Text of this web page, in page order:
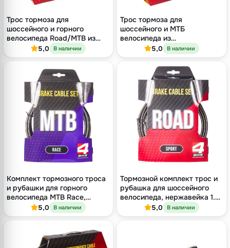
Трос тормоза для
шоссейного и горного
велосипеда Road/MTB из
нержавеющей стали, Ø1.5
мм × 1700 мм, бухта 100 шт
5,0 В наличии
Трос тормоза для
шоссейного и МТБ
велосипеда из
нержавеющей стали, Ø1.5
мм × 1700 мм, бухта 100 шт
5,0 В наличии
Комплект тормозного троса
и рубашки для горного
велосипеда MTB Race,
нержавейка, с фурнитурой
5,0 В наличии
Тормозной комплект трос и
рубашка для шоссейного
велосипеда, нержавейка 1.5
мм, серия Road Sport
5,0 В наличии